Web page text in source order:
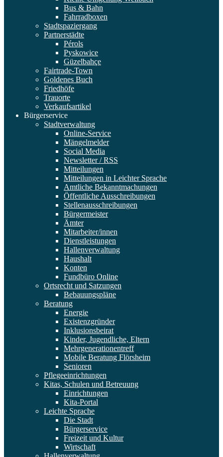
Bus & Bahn
Fahrradboxen
Stadtspaziergang
Partnerstädte
Pérols
Pyskowice
Güzelbahçe
Fairtrade-Town
Goldenes Buch
Friedhöfe
Trauorte
Verkaufsartikel
Bürgerservice
Stadtverwaltung
Online-Service
Mängelmelder
Social Media
Newsletter / RSS
Mitteilungen
Mitteilungen in Leichter Sprache
Amtliche Bekanntmachungen
Öffentliche Ausschreibungen
Stellenausschreibungen
Bürgermeister
Ämter
Mitarbeiter/innen
Dienstleistungen
Hallenverwaltung
Haushalt
Konten
Fundbüro Online
Ortsrecht und Satzungen
Bebauungspläne
Beratung
Energie
Existenzgründer
Inklusionsbeirat
Kinder, Jugendliche, Eltern
Mehrgenerationentreff
Mobile Beratung Flörsheim
Senioren
Pflegeeinrichtungen
Kitas, Schulen und Betreuung
Einrichtungen
Kita-Portal
Leichte Sprache
Die Stadt
Bürgerservice
Freizeit und Kultur
Wirtschaft